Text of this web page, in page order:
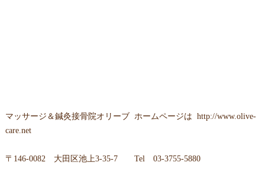
マッサージ＆鍼灸接骨院オリーブ ホームページは http://www.olive-
care.net
〒146-0082 大田区池上3-35-7 Tel 03-3755-5880